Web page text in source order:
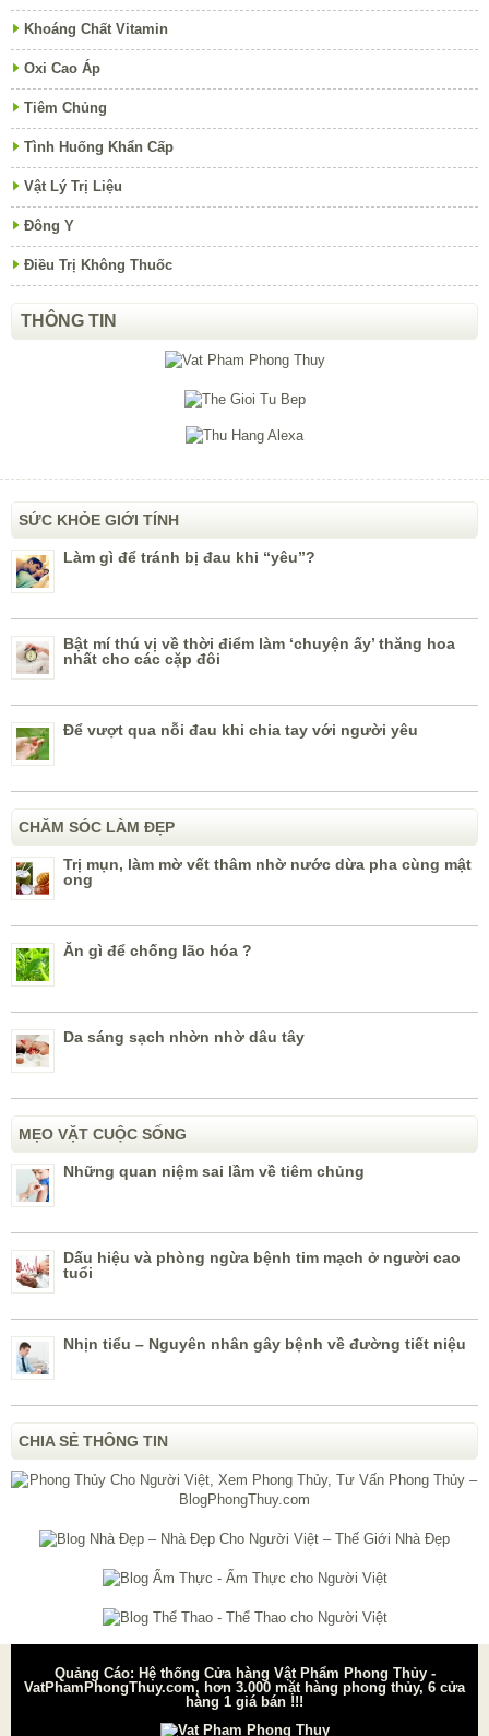
Khoáng Chất Vitamin
Oxi Cao Áp
Tiêm Chủng
Tình Huống Khẩn Cấp
Vật Lý Trị Liệu
Đông Y
Điều Trị Không Thuốc
THÔNG TIN
SỨC KHỎE GIỚI TÍNH
Làm gì để tránh bị đau khi “yêu”?
Bật mí thú vị về thời điểm làm ‘chuyện ấy’ thăng hoa
nhất cho các cặp đôi
Để vượt qua nỗi đau khi chia tay với người yêu
CHĂM SÓC LÀM ĐẸP
Trị mụn, làm mờ vết thâm nhờ nước dừa pha cùng mật
ong
Ăn gì để chống lão hóa ?
Da sáng sạch nhờn nhờ dâu tây
MẸO VẶT CUỘC SỐNG
Những quan niệm sai lầm về tiêm chủng
Dấu hiệu và phòng ngừa bệnh tim mạch ở người cao
tuổi
Nhịn tiểu – Nguyên nhân gây bệnh về đường tiết niệu
CHIA SẺ THÔNG TIN
Quảng Cáo: Hệ thống Cửa hàng Vật Phẩm Phong Thủy -
VatPhamPhongThuy.com, hơn 3.000 mặt hàng phong thủy, 6 cửa
hàng 1 giá bán !!!